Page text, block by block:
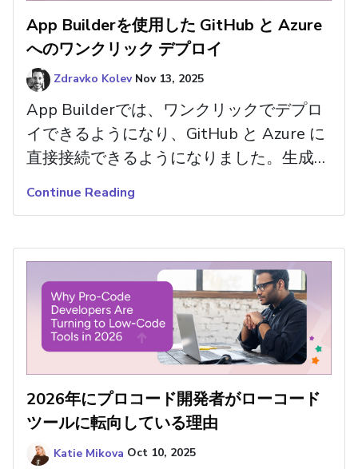
App Builderを使用した GitHub と Azure
へのワンクリック デプロイ
Zdravko Kolev Nov 13, 2025
App Builderでは、ワンクリックでデプロ
イできるようになり、GitHub と Azure に
直接接続できるようになりました。生成さ
にプッシュする方法をご覧ください。
Continue Reading
2026年にプロコード開発者がローコード
ツールに転向している理由
Katie Mikova Oct 10, 2025